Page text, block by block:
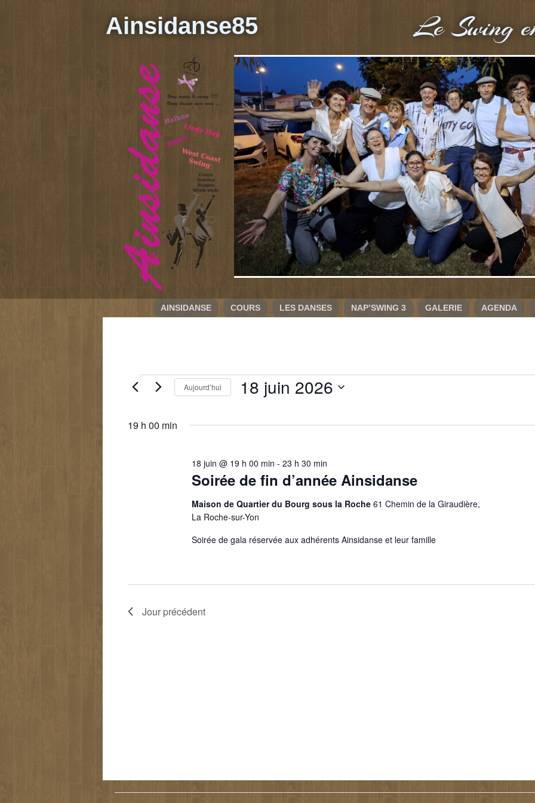
Ainsidanse85 Le Swing
AINSIDANSE COURS LES DANSES NAP’SWING 3 GALERIE AGENDA
Évènements
for
juin
Aujourd’hui 18 juin 2026
19 h 00 min
Soirée de fin d’année Ainsidanse
18 juin @ 19 h 00 min -23 h 30 min
Maison de Quartier du Bourg sous la Roche61 Chemin de la Giraudière,
La Roche-sur-Yon
Soirée de gala réservée aux adhérents Ainsidanse et leur famille
Jour précédent